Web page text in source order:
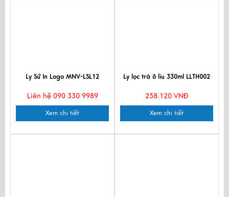
Ly Sứ In Logo MNV-LSL12
Liên hệ 090 330 9989
Xem chi tiết
Ly lọc trà ô liu 330ml LLTH002
258.120 VNĐ
Xem chi tiết